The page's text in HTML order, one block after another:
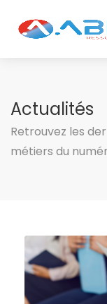
Actualités
Retrouvez les
métiers du